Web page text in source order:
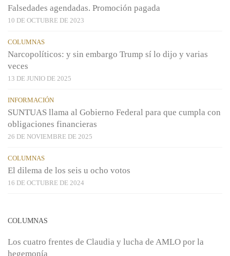
Falsedades agendadas. Promoción pagada
10 DE OCTUBRE DE 2023
COLUMNAS
Narcopolíticos: y sin embargo Trump sí lo dijo y varias
veces
13 DE JUNIO DE 2025
INFORMACIÓN
SUNTUAS llama al Gobierno Federal para que cumpla con
obligaciones financieras
26 DE NOVIEMBRE DE 2025
COLUMNAS
El dilema de los seis u ocho votos
16 DE OCTUBRE DE 2024
COLUMNAS
Los cuatro frentes de Claudia y lucha de AMLO por la
hegemonía